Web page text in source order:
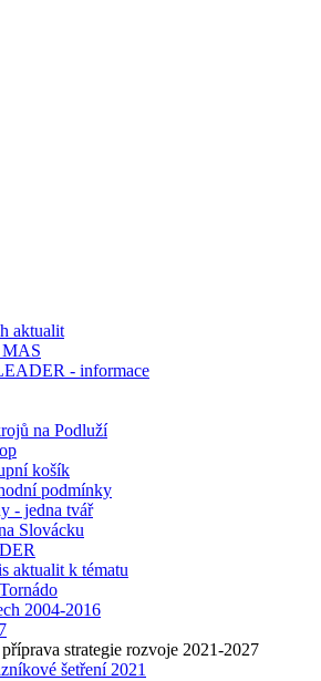
aktualit
MAS
- informace
na Podluží
košík
podmínky
- jedna tvář
Slovácku
aktualit k tématu
2004-2016
strategie rozvoje 2021-2027
šetření 2021